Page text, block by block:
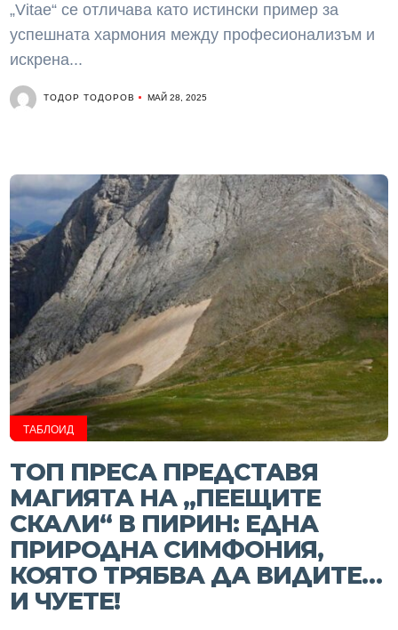
„Vitae“ се отличава като истински пример за
успешната хармония между професионализъм и
искрена...
ТОДОР ТОДОРОВ МАЙ 28, 2025
ТАБЛОИД
ТОП ПРЕСА ПРЕДСТАВЯ
МАГИЯТА НА „ПЕЕЩИТЕ
СКАЛИ“ В ПИРИН: ЕДНА
ПРИРОДНА СИМФОНИЯ,
КОЯТО ТРЯБВА ДА ВИДИТЕ…
И ЧУЕТЕ!